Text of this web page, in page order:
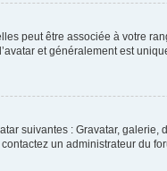
peut être associée à votre
et généralement est
suivantes : Gravatar, galerie,
un administrateur du